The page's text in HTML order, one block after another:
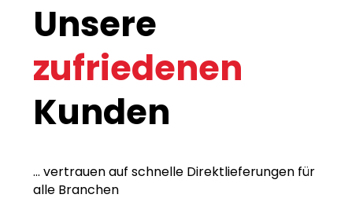
Unsere
zufriedenen
Kunden
... vertrauen auf schnelle Direktlieferungen für
alle Branchen